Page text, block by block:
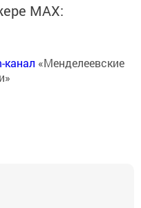
MАХ:
канал «Менделеевские